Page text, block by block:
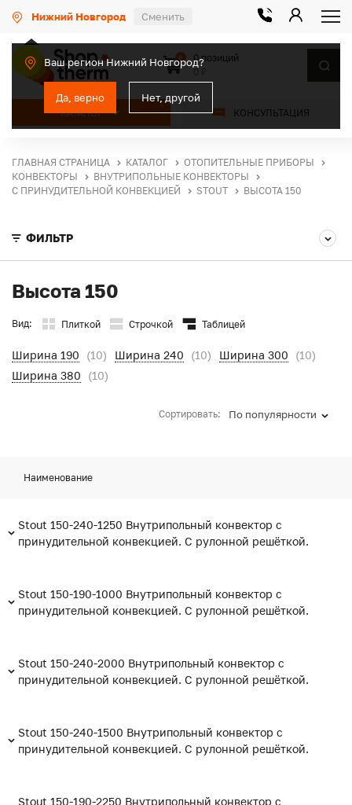
Нижний Новгород Сменить
Ваш регион Нижний Новгород?
Да, верно Нет, другой
КАТАЛОГ КОНСУЛЬТАЦИЯ
0
0 позиций
ГЛАВНАЯ СТРАНИЦА КАТАЛОГ
ОТОПИТЕЛЬНЫЕ ПРИБОРЫ
КОНВЕКТОРЫ
ВНУТРИПОЛЬНЫЕ КОНВЕКТОРЫ
С ПРИНУДИТЕЛЬНОЙ КОНВЕКЦИЕЙ
STOUT ВЫСОТА 150
ФИЛЬТР
Высота 150
Вид: Плиткой Строчкой Таблицей
Ширина 190 (10) Ширина 240 (10) Ширина 300
(10)
Ширина 380
(10)
Сортировать: По популярности
Наименование
Stout 150-240-1250 Внутрипольный конвектор с
принудительной конвекцией. С рулонной решёткой.
Stout 150-190-1000 Внутрипольный конвектор с
принудительной конвекцией. С рулонной решёткой.
Stout 150-240-2000 Внутрипольный конвектор с
принудительной конвекцией. С рулонной решёткой.
Stout 150-240-1500 Внутрипольный конвектор с
принудительной конвекцией. С рулонной решёткой.
Stout 150-190-2250 Внутрипольный конвектор с